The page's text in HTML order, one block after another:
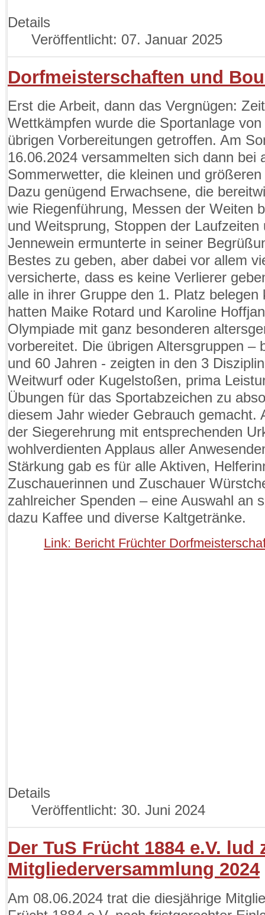
Details
Veröffentlicht: 07. Januar 2025
Dorfmeisterschaften und
Erst die Arbeit, dann das Vergnügen:
Wettkämpfen wurde die Sportanlage
übrigen Vorbereitungen getroffen. Am
16.06.2024 versammelten sich dann bei
Sommerwetter, die kleinen und
Dazu genügend Erwachsene, die
wie Riegenführung, Messen der Weiten
und Weitsprung, Stoppen der
Jennewein ermunterte in seiner
Bestes zu geben, aber dabei vor allem
versicherte, dass es keine Verlierer
alle in ihrer Gruppe den 1. Platz
hatten Maike Rotard und Karoline
Olympiade mit ganz besonderen
vorbereitet. Die übrigen Altersgruppen –
und 60 Jahren - zeigten in den 3
Weitwurf oder Kugelstoßen, prima
Übungen für das Sportabzeichen zu
diesem Jahr wieder Gebrauch gemacht.
der Siegerehrung mit entsprechenden
wohlverdienten Applaus aller
Stärkung gab es für alle Aktiven,
Zuschauerinnen und Zuschauer
zahlreicher Spenden – eine Auswahl an
dazu Kaffee und diverse Kaltgetränke.
Link: Bericht Früchter
Details
Veröffentlicht: 30. Juni 2024
Der TuS Frücht 1884 e.V.
Mitgliederversammlung 2024
Am 08.06.2024 trat die diesjährige